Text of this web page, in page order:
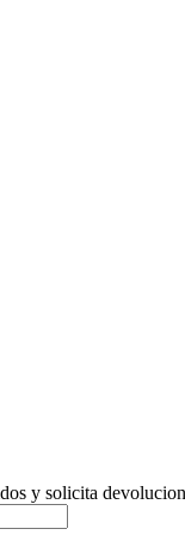
y solicita